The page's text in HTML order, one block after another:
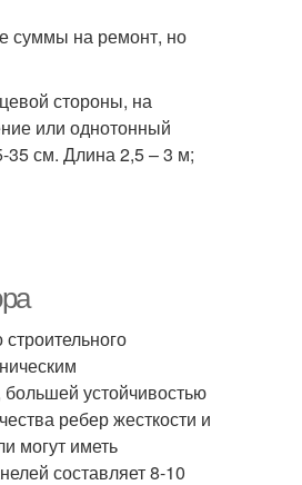
суммы на ремонт, но
стороны, на
или однотонный
35 см. Длина 2,5 – 3 м;
устойчивостью
ребер жесткости и
могут иметь
составляет 8-10